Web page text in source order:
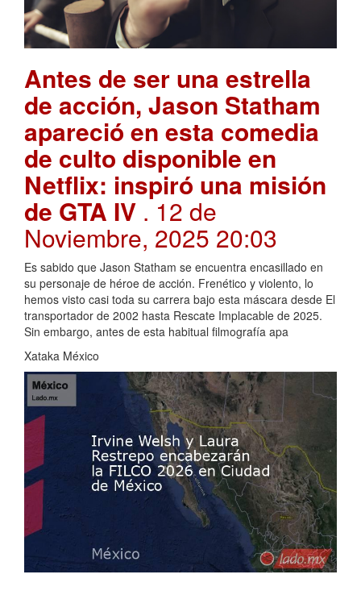
Antes de ser una estrella
de acción, Jason Statham
apareció en esta comedia
de culto disponible en
Netflix: inspiró una misión
de GTA IV . 12 de
Noviembre, 2025 20:03
Es sabido que Jason Statham se encuentra encasillado en
su personaje de héroe de acción. Frenético y violento, lo
hemos visto casi toda su carrera bajo esta máscara desde El
transportador de 2002 hasta Rescate Implacable de 2025.
Sin embargo, antes de esta habitual filmografía apa
Xataka México